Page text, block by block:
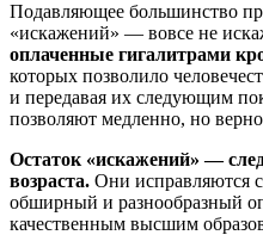
Подавляющее большинство
«искажений» — вовсе не
оплаченные гигалитрами
которых позволило
и передавая их следующим
позволяют медленно, но
Остаток «искажений» —
возраста. Они исправляются
обширный и разнообразный
качественным высшим